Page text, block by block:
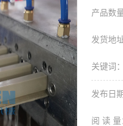
产品数量
发货地址
关键词：
发布日期
阅 读 量